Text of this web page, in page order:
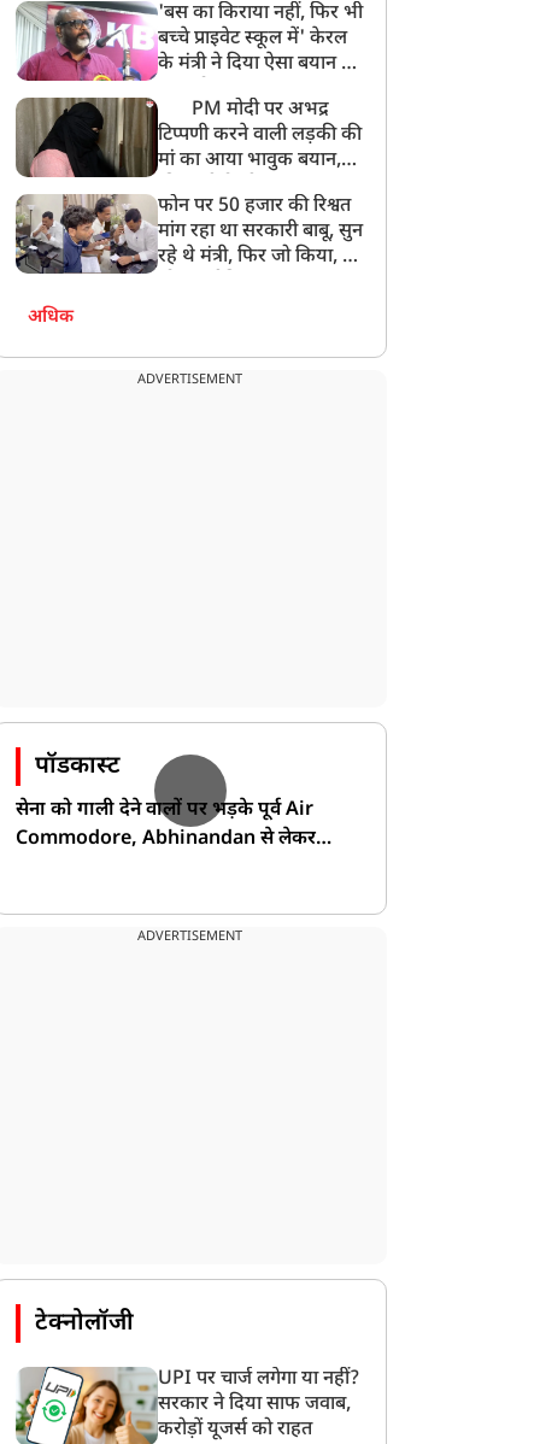
अनमोल कुछ नहीं
'बस का किराया नहीं, फिर भी
बच्चे प्राइवेट स्कूल में' केरल
के मंत्री ने दिया ऐसा बयान की
PM मोदी पर अभद्र
टिप्पणी करने वाली लड़की की
मां का आया भावुक बयान,
बेटी को गोद लें प्रधानमंत्री
फोन पर 50 हजार की रिश्वत
मांग रहा था सरकारी बाबू, सुन
रहे थे मंत्री, फिर जो किया, वो
अधिक
ADVERTISEMENT
पॉडकास्ट
सेना को गाली देने वालों पर भड़के पूर्व Air
Commodore, Abhinandan से लेकर
ADVERTISEMENT
टेक्नोलॉजी
UPI पर चार्ज लगेगा या नहीं?
सरकार ने दिया साफ जवाब,
करोड़ों यूजर्स को राहत